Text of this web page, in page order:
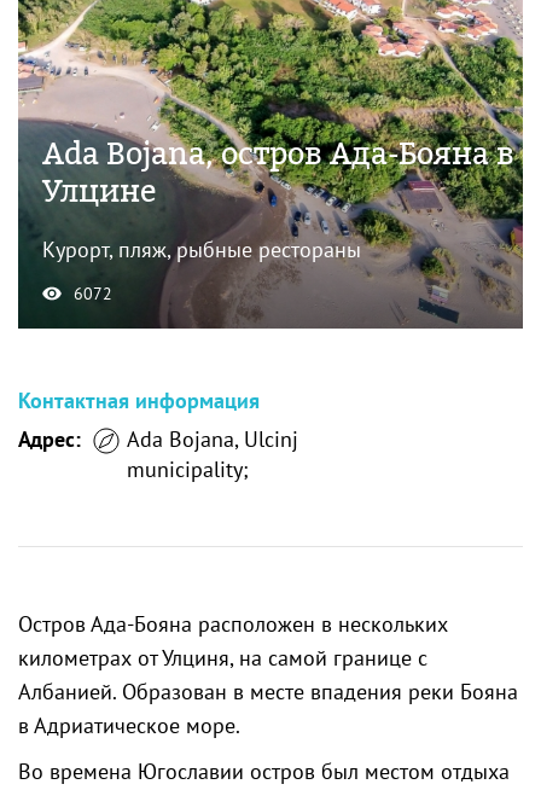
Ada Bojana, остров Ада-Бояна в
Улцине
Курорт, пляж, рыбные рестораны
6072
Контактная информация
Адрес:
Ada Bojana, Ulcinj
municipality;
Остров Ада-Бояна расположен в нескольких
километрах от Улциня, на самой границе с
Албанией. Образован в месте впадения реки Бояна
в Адриатическое море.
Во времена Югославии остров был местом отдыха